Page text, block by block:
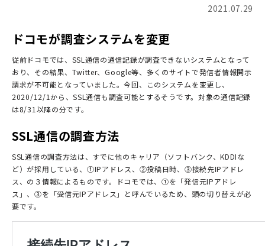
2021.07.29
ドコモが調査システムを変更
従前ドコモでは、SSL通信の通信記録が調査できないシステムとなって
おり、その結果、Twitter、Google等、多くのサイトで発信者情報開示
請求が不可能となっていました。今回、このシステムを変更し、
2020/12/1から、SSL通信も調査可能とするそうです。対象の通信記録
は8/31以降の分です。
SSL通信の調査方法
SSL通信の調査方法は、すでに他のキャリア（ソフトバンク、KDDIな
ど）が採用している、①IPアドレス、②投稿日時、③接続先IPアドレ
ス、の３情報によるものです。ドコモでは、①を「発信元IPアドレ
ス」、③を「受信元IPアドレス」と呼んでいるため、頭の切り替えが必
要です。